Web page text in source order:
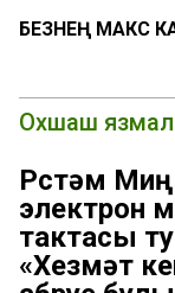
БЕЗНЕҢ МАКС
Охшаш
Рөстәм
электрон
тактасы
«Хезмәт